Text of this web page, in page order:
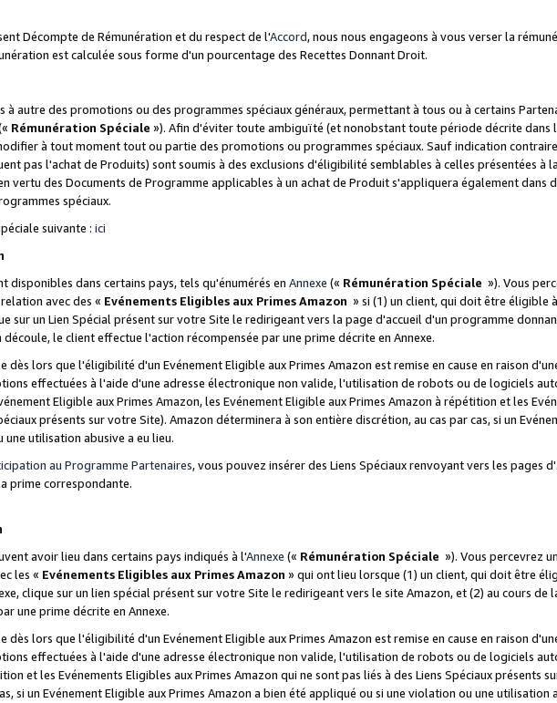
Décompte de Rémunération et du respect de l'Accord, nous nous engageons à vous verser la
est calculée sous forme d'un pourcentage des Recettes Donnant Droit.
autre des promotions ou des programmes spéciaux généraux, permettant à tous ou à certains
Rémunération Spéciale »). Afin d'éviter toute ambiguïté (et nonobstant toute période décrite dans
à tout moment tout ou partie des promotions ou programmes spéciaux. Sauf indication
pas l'achat de Produits) sont soumis à des exclusions d'éligibilité semblables à celles présentées à
vertu des Documents de Programme applicables à un achat de Produit s'appliquera également dans
spéciaux.
suivante : ici
disponibles dans certains pays, tels qu'énumérés en Annexe (« Rémunération Spéciale »). Vous
avec des « Evénements Eligibles aux Primes Amazon » si (1) un client, qui doit être éligible
sur un Lien Spécial présent sur votre Site le redirigeant vers la page d'accueil d'un programme
le client effectue l'action récompensée par une prime décrite en Annexe.
dès lors que l'éligibilité d'un Evénement Eligible aux Primes Amazon est remise en cause en raison
effectuées à l'aide d'une adresse électronique non valide, l'utilisation de robots ou de logiciels
Eligible aux Primes Amazon, les Evénement Eligible aux Primes Amazon à répétition et les
présents sur votre Site). Amazon déterminera à son entière discrétion, au cas par cas, si un
utilisation abusive a eu lieu.
au Programme Partenaires, vous pouvez insérer des Liens Spéciaux renvoyant vers les pages
prime correspondante.
avoir lieu dans certains pays indiqués à l'Annexe (« Rémunération Spéciale »). Vous percevrez
les « Evénements Eligibles aux Primes Amazon » qui ont lieu lorsque (1) un client, qui doit être
clique sur un lien spécial présent sur votre Site le redirigeant vers le site Amazon, et (2) au cours de
une prime décrite en Annexe.
dès lors que l'éligibilité d'un Evénement Eligible aux Primes Amazon est remise en cause en raison
effectuées à l'aide d'une adresse électronique non valide, l'utilisation de robots ou de logiciels
et les Evénements Eligibles aux Primes Amazon qui ne sont pas liés à des Liens Spéciaux présents
si un Evénement Eligible aux Primes Amazon a bien été appliqué ou si une violation ou une utilisation